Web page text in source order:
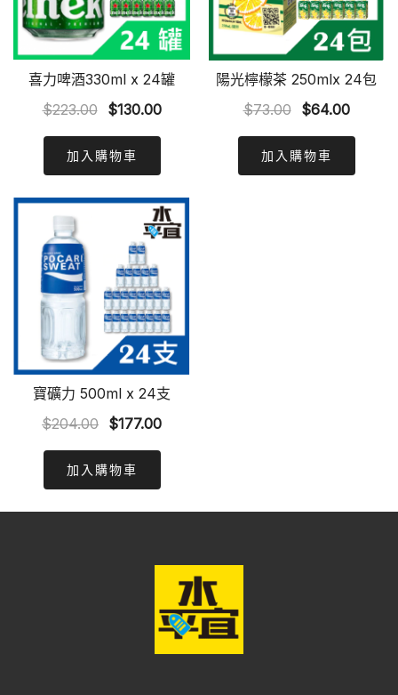
喜力啤酒330ml x 24罐
$223.00
Original
was:
$223.00.
$130.00Current
$130.00.
加入購物車
陽光檸檬茶 250mlx 24包
$73.00
Original
was:
$73.00.
$64.00
加入購物車
寶礦力 500ml x 24支
$204.00 Original
was:
$204.00.
$177.00Current
加入購物車